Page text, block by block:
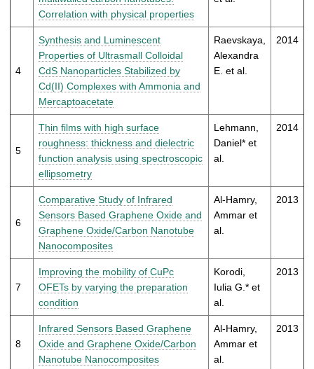
Correlation with physical properties
4
Synthesis and Luminescent
Properties of Ultrasmall Colloidal
CdS Nanoparticles Stabilized by
Cd(II) Complexes with Ammonia and
Mercaptoacetate
Raevskaya,
Alexandra
E. et al.
2014
5
Thin films with high surface
roughness: thickness and dielectric
function analysis using spectroscopic
ellipsometry
Lehmann,
Daniel* et
al.
2014
6
Comparative Study of Infrared
Sensors Based Graphene Oxide and
Graphene Oxide/Carbon Nanotube
Nanocomposites
Al-Hamry,
Ammar et
al.
2013
7
Improving the mobility of CuPc
OFETs by varying the preparation
condition
Korodi,
Iulia G.* et
al.
2013
8
Infrared Sensors Based Graphene
Oxide and Graphene Oxide/Carbon
Nanotube Nanocomposites
Al-Hamry,
Ammar et
al.
2013